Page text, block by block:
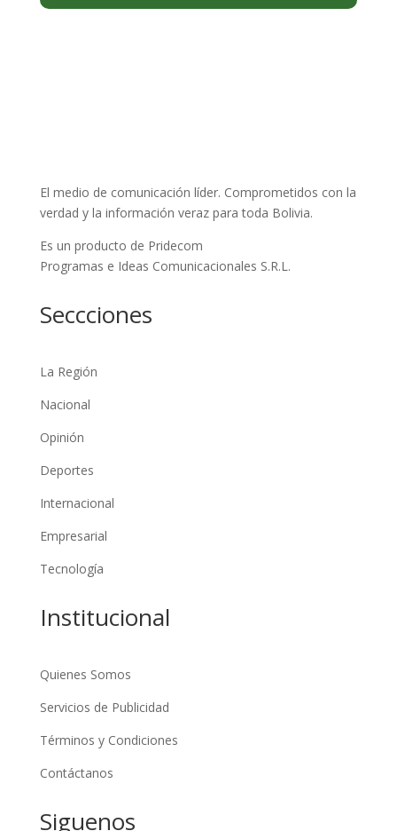
El medio de comunicación líder. Comprometidos con la
verdad y la información veraz para toda Bolivia.
Es un producto de Pridecom
Programas e Ideas Comunicacionales S.R.L.
Seccciones
La Región
Nacional
Opinión
Deportes
Internacional
Empresarial
Tecnología
Institucional
Quienes Somos
Servicios de Publicidad
Términos y Condiciones
Contáctanos
Siguenos